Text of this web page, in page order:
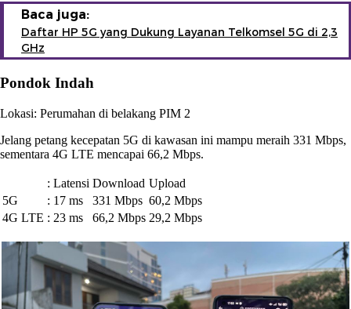
Baca juga:
Daftar HP 5G yang Dukung Layanan Telkomsel 5G di 2,3
GHz
Pondok Indah
Lokasi: Perumahan di belakang PIM 2
Jelang petang kecepatan 5G di kawasan ini mampu meraih 331 Mbps,
sementara 4G LTE mencapai 66,2 Mbps.
: Latensi Download Upload
5G
: 17 ms 331 Mbps 60,2 Mbps
4G LTE : 23 ms 66,2 Mbps 29,2 Mbps